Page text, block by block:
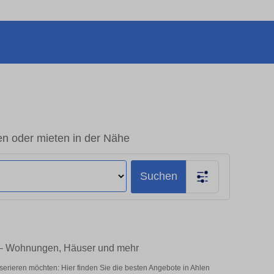
oder mieten in der Nähe
Suchen
Wohnungen, Häuser und mehr
möchten: Hier finden Sie die besten Angebote in Ahlen